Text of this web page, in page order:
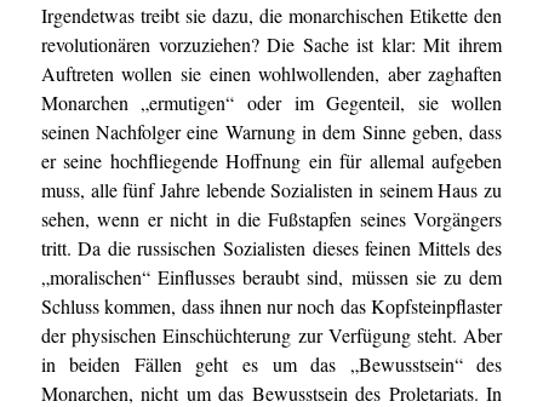
Irgendetwas treibt sie dazu, die monarchischen Etikette den
revolutionären vorzuziehen? Die Sache ist klar: Mit ihrem
Auftreten wollen sie einen wohlwollenden, aber zaghaften
Monarchen „ermutigen“ oder im Gegenteil, sie wollen
seinen Nachfolger eine Warnung in dem Sinne geben, dass
er seine hochfliegende Hoffnung ein für allemal aufgeben
muss, alle fünf Jahre lebende Sozialisten in seinem Haus zu
sehen, wenn er nicht in die Fußstapfen seines Vorgängers
tritt. Da die russischen Sozialisten dieses feinen Mittels des
„moralischen“ Einflusses beraubt sind, müssen sie zu dem
Schluss kommen, dass ihnen nur noch das Kopfsteinpflaster
der physischen Einschüchterung zur Verfügung steht. Aber
in beiden Fällen geht es um das „Bewusstsein“ des
Monarchen, nicht um das Bewusstsein des Proletariats. In